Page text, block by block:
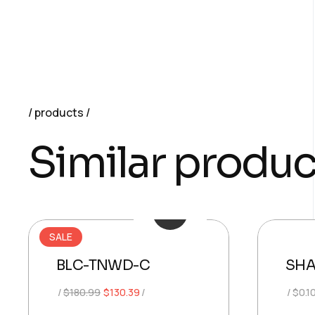
products
Similar
SALE
BLC-TNWD-C
$180.99 Original
$130.39 Current
$0.10